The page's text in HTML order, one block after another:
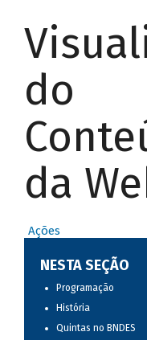
do
da
Ações
NESTA SEÇÃO
Programação
História
Quintas no BNDES